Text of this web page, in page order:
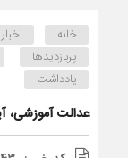
خانه اخبار
پربازدیدها
یادداشت
عدالت آموزشی،